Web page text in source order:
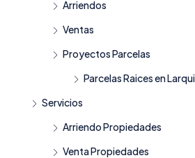
Arriendos
Ventas
Proyectos Parcelas
Parcelas Raices en Larqui
Servicios
Arriendo Propiedades
Venta Propiedades